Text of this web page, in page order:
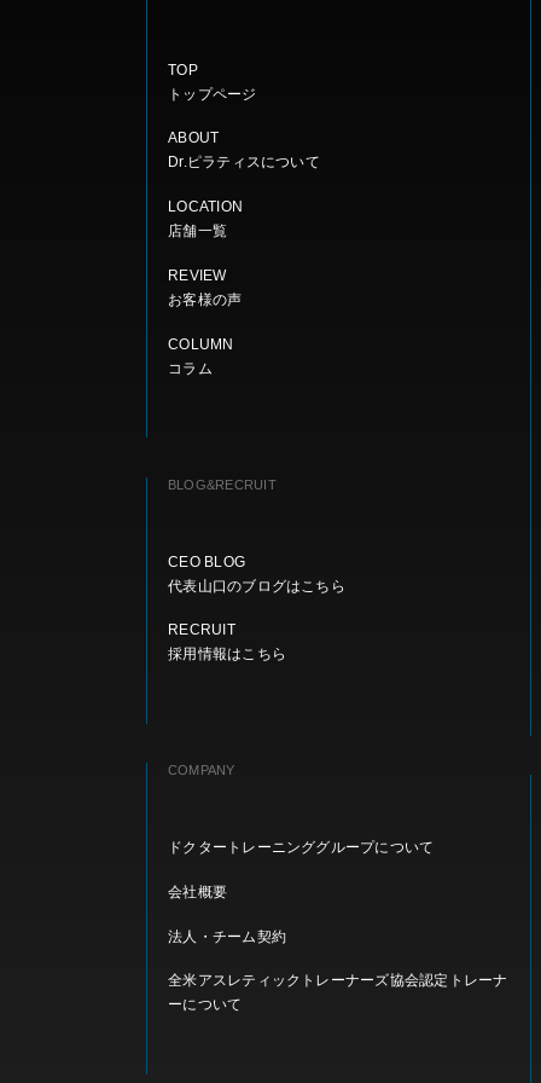
TOP
トップページ
ABOUT
Dr.ピラティスについて
LOCATION
店舗一覧
REVIEW
お客様の声
COLUMN
コラム
BLOG&RECRUIT
CEO BLOG
代表山口のブログはこちら
RECRUIT
採用情報はこちら
COMPANY
ドクタートレーニンググループについて
会社概要
法人・チーム契約
全米アスレティックトレーナーズ協会認定トレーナ
ーについて